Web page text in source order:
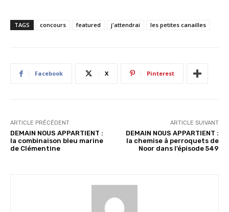
r
g
n
TAGS concours featured j'attendrai les petites canailles
Facebook X Pinterest
ARTICLE PRÉCÉDENT
DEMAIN NOUS APPARTIENT :
la combinaison bleu marine
de Clémentine
ARTICLE SUIVANT
DEMAIN NOUS APPARTIENT :
la chemise à perroquets de
Noor dans l’épisode 549